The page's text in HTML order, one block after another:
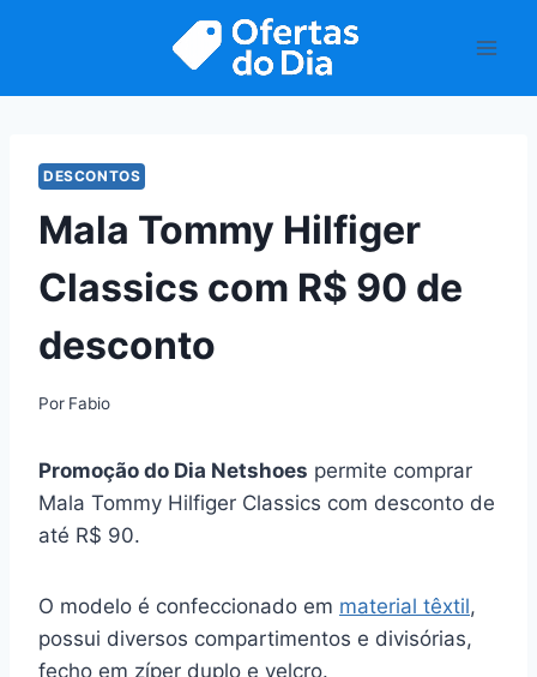
DESCONTOS
Mala Tommy Hilfiger
Classics com R$ 90 de
desconto
Por Fabio
Promoção do Dia Netshoes permite comprar
Mala Tommy Hilfiger Classics com desconto de
até R$ 90.
O modelo é confeccionado em material têxtil,
possui diversos compartimentos e divisórias,
fecho em zíper duplo e velcro.